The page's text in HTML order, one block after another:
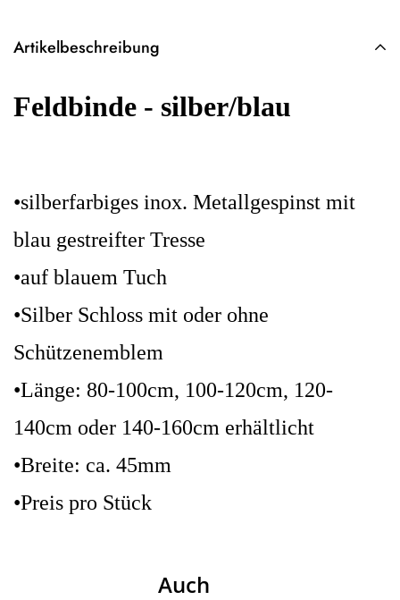
Artikelbeschreibung
Feldbinde - silber/blau
•silberfarbiges inox. Metallgespinst mit
blau gestreifter Tresse
•auf blauem Tuch
•Silber Schloss mit oder ohne
Schützenemblem
•Länge: 80-100cm, 100-120cm, 120-
140cm oder 140-160cm erhältlicht
•Breite: ca. 45mm
•Preis pro Stück
Auch